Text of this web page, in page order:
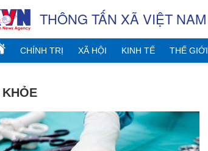
THÔNG TẤN XÃ VIỆT NAM
CHÍNH TRỊ XÃ HỘI KINH TẾ THẾ GIỚI